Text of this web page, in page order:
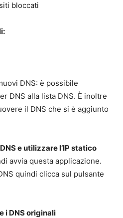
bloccati
DNS: è possibile
DNS alla lista DNS. È inoltre
il DNS che si è aggiunto
e utilizzare l’IP statico
avvia questa applicazione.
quindi clicca sul pulsante
i DNS originali